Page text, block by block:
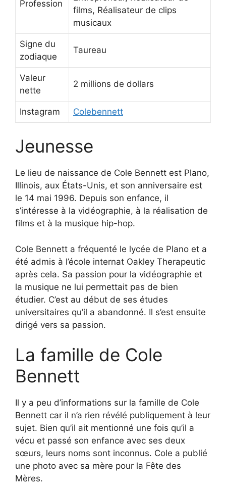
Profession
films, Réalisateur de clips
musicaux
Signe du
zodiaque
Taureau
Valeur
nette
2 millions de dollars
Instagram Colebennett
Jeunesse
Le lieu de naissance de Cole Bennett est Plano,
Illinois, aux États-Unis, et son anniversaire est
le 14 mai 1996. Depuis son enfance, il
s’intéresse à la vidéographie, à la réalisation de
films et à la musique hip-hop.
Cole Bennett a fréquenté le lycée de Plano et a
été admis à l’école internat Oakley Therapeutic
après cela. Sa passion pour la vidéographie et
la musique ne lui permettait pas de bien
étudier. C’est au début de ses études
universitaires qu’il a abandonné. Il s’est ensuite
dirigé vers sa passion.
La famille de Cole
Bennett
Il y a peu d’informations sur la famille de Cole
Bennett car il n’a rien révélé publiquement à leur
sujet. Bien qu’il ait mentionné une fois qu’il a
vécu et passé son enfance avec ses deux
sœurs, leurs noms sont inconnus. Cole a publié
une photo avec sa mère pour la Fête des
Mères.